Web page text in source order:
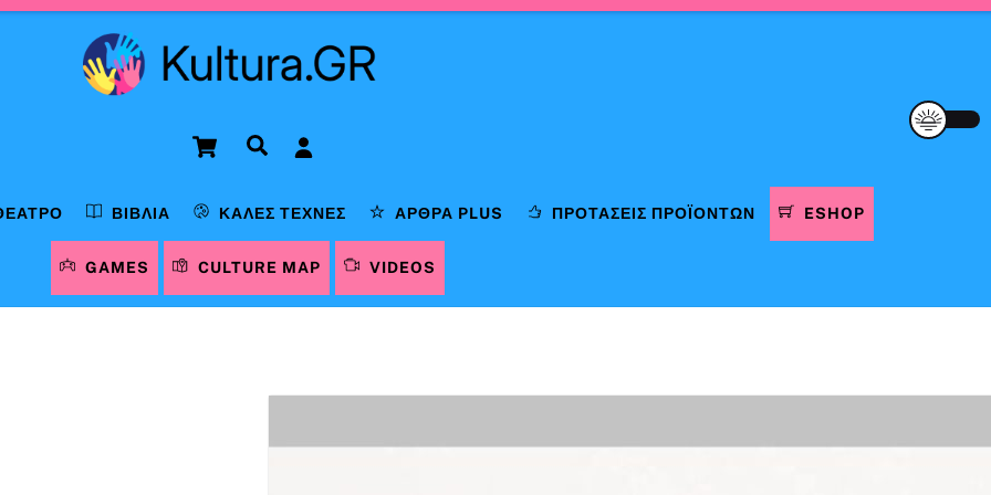
Cart Αναζήτηση
ΒΙΒΛΊΑ ΚΑΛΈΣ ΤΈΧΝΕΣ ΆΡΘΡΑ PLUS ΠΡΟΤΆΣΕΙΣ ΠΡΟΪΌΝΤΩΝ ESHOP
GAMES CULTURE MAP VIDEOS